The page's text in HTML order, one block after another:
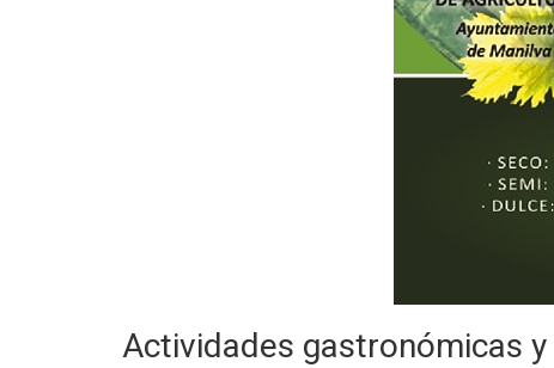
Actividades gastronómicas